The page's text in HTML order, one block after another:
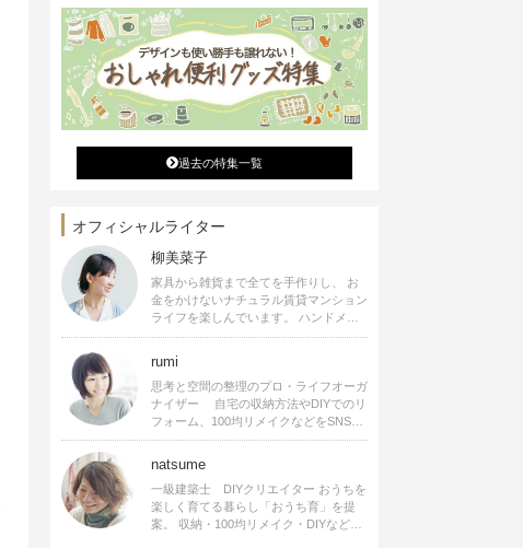
過去の特集一覧
オフィシャルライター
柳美菜子
家具から雑貨まで全てを手作りし、 お
金をかけないナチュラル賃貸マンション
ライフを楽しんでいます。 ハンドメイ
ド雑貨やインテリアに関する著書も出
ます。
rumi
思考と空間の整理のプロ・ライフオーガ
ナイザー 自宅の収納方法やDIYでのリ
フォーム、100均リメイクなどをSNSで
公開中。 収納やリメイク、インテリア
シピ提供、店舗プロデュース 2016年９
月に宝島社より【Rumiのおうち時間を
楽しむインテリア】を出版しました。
natsume
一級建築士 DIYクリエイター おうちを
楽しく育てる暮らし「おうち育」を提
案。 収納・100均リメイク・DIYなどお